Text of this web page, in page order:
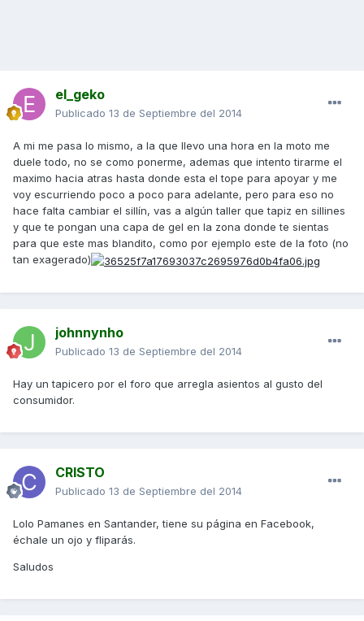
el_geko
Publicado 13 de Septiembre del 2014
A mi me pasa lo mismo, a la que llevo una hora en la moto me
duele todo, no se como ponerme, ademas que intento tirarme el
maximo hacia atras hasta donde esta el tope para apoyar y me
voy escurriendo poco a poco para adelante, pero para eso no
hace falta cambiar el sillín, vas a algún taller que tapiz en sillines
y que te pongan una capa de gel en la zona donde te sientas
para que este mas blandito, como por ejemplo este de la foto (no
tan exagerado)
johnnynho
Publicado 13 de Septiembre del 2014
Hay un tapicero por el foro que arregla asientos al gusto del
consumidor.
CRISTO
Publicado 13 de Septiembre del 2014
Lolo Pamanes en Santander, tiene su página en Facebook,
échale un ojo y fliparás.
Saludos